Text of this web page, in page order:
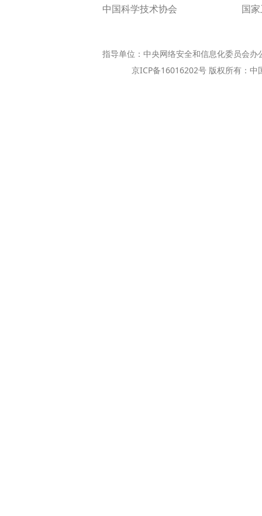
中国科学技术协会 国
指导单位：中央网络安全和信息化委员会
京ICP备16016202号 版权所有：